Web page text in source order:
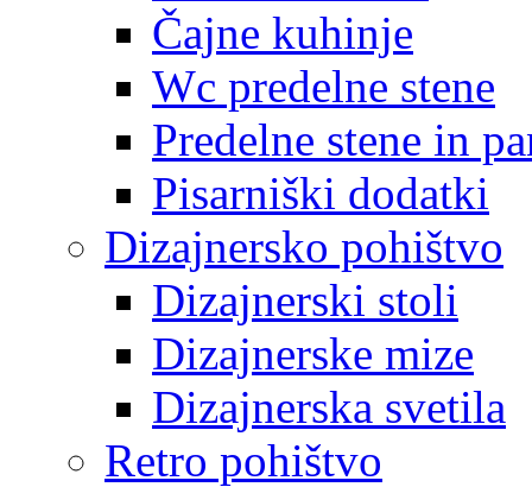
Čajne kuhinje
Wc predelne stene
Predelne stene in
Pisarniški dodatki
Dizajnersko pohištvo
Dizajnerski stoli
Dizajnerske mize
Dizajnerska svetila
Retro pohištvo